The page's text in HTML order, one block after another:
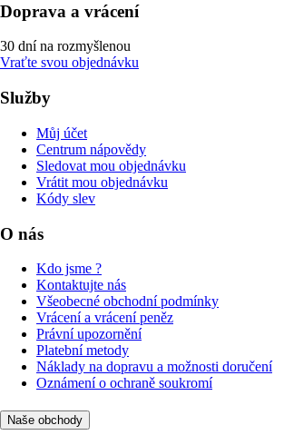
Doprava a vrácení
30 dní na rozmyšlenou
Vraťte svou objednávku
Služby
Můj účet
Centrum nápovědy
Sledovat mou objednávku
Vrátit mou objednávku
Kódy slev
O nás
Kdo jsme ?
Kontaktujte nás
Všeobecné obchodní podmínky
Vrácení a vrácení peněz
Právní upozornění
Platební metody
Náklady na dopravu a možnosti doručení
Oznámení o ochraně soukromí
Naše obchody